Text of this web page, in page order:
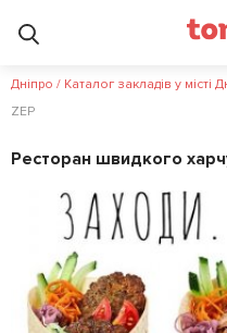
Дніпро / Каталог закладів у місті
ZEP
Ресторан швидкого